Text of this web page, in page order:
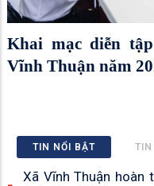
Khai mạc diễn
Vĩnh Thuận năm
TIN NỔI BẬT TIN
Xã Vĩnh Thuận hoàn